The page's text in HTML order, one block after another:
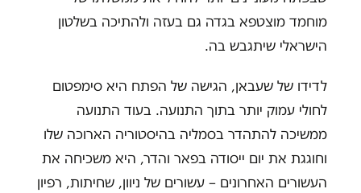
מוחמד מוצטפא בגדה גם בעזה ולהתיכה בשלטון
הישראלי שיתגבש בה.
לדידו של שעבאן, הגישה של הפתח היא סימפטום
לחולי עמוק יותר בתוך התנועה. בעוד התנועה
ממשיכה להתהדר בסמליה בהיסטוריה הארוכה שלו
וחוגגת את יום ייסודה בפאר והדר, היא משכיחה את
העשורים האחרונים – עשורים של ניוון, שחיתות, רפיון